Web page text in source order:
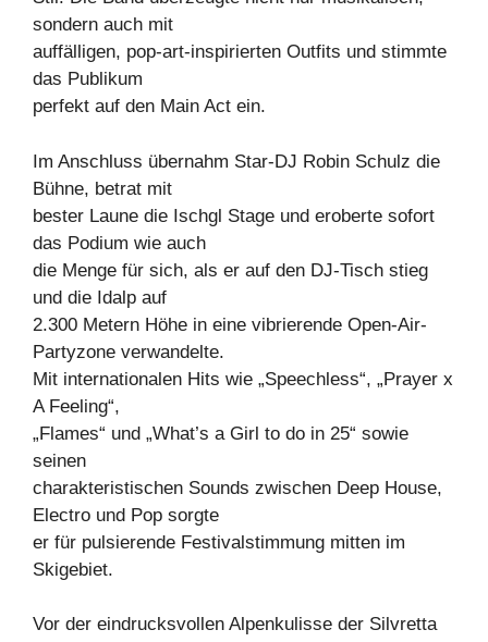
sondern auch mit
auffälligen, pop-art-inspirierten Outfits und stimmte
das Publikum
perfekt auf den Main Act ein.
Im Anschluss übernahm Star-DJ Robin Schulz die
Bühne, betrat mit
bester Laune die Ischgl Stage und eroberte sofort
das Podium wie auch
die Menge für sich, als er auf den DJ-Tisch stieg
und die Idalp auf
2.300 Metern Höhe in eine vibrierende Open-Air-
Partyzone verwandelte.
Mit internationalen Hits wie „Speechless“, „Prayer x
A Feeling“,
„Flames“ und „What’s a Girl to do in 25“ sowie
seinen
charakteristischen Sounds zwischen Deep House,
Electro und Pop sorgte
er für pulsierende Festivalstimmung mitten im
Skigebiet.
Vor der eindrucksvollen Alpenkulisse der Silvretta